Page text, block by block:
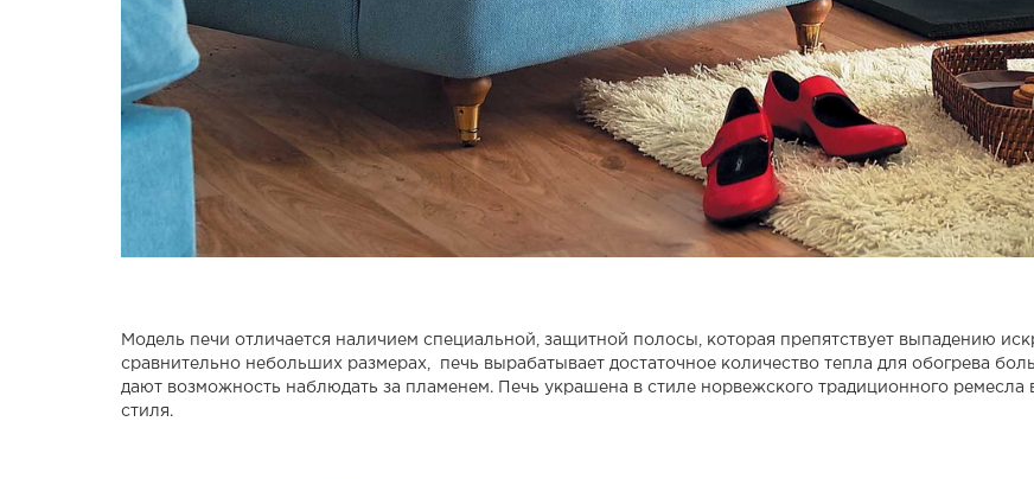
Модель печи отличается наличием специальной, защитной полосы, которая препятствует выпадению
сравнительно небольших размерах, печь вырабатывает достаточное количество тепла для обогрева
дают возможность наблюдать за пламенем. Печь украшена в стиле норвежского традиционного ремесла
стиля.